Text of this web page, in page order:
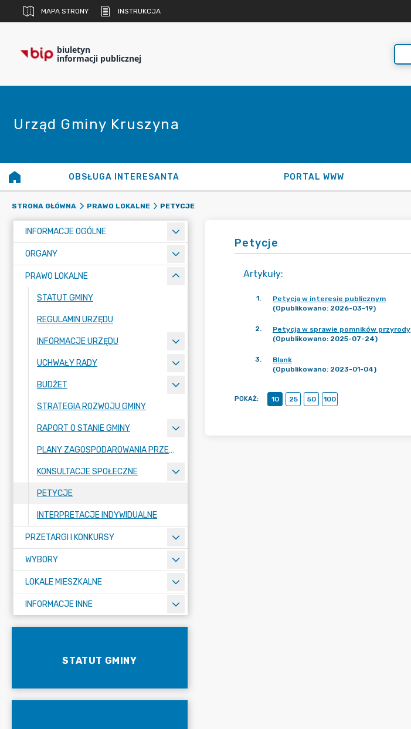
MAPA STRONY INSTRUKCJA
biuletyn
informacji publicznej
Urząd Gminy Kruszyna
OBSŁUGA INTERESANTA PORTAL WWW
STRONA GŁÓWNA PRAWO LOKALNE PETYCJE
INFORMACJE OGÓLNE
ORGANY
PRAWO LOKALNE
STATUT GMINY
REGULAMIN URZĘDU
INFORMACJE URZĘDU
UCHWAŁY RADY
BUDŻET
STRATEGIA ROZWOJU GMINY
RAPORT O STANIE GMINY
PLANY ZAGOSPODAROWANIA PRZESTRZENNEGO
KONSULTACJE SPOŁECZNE
PETYCJE
INTERPRETACJE INDYWIDUALNE
PRZETARGI I KONKURSY
WYBORY
LOKALE MIESZKALNE
INFORMACJE INNE
STATUT GMINY
Petycje
Artykuły:
1.
Petycja w interesie publicznym
(Opublikowano: 2026-03-19)
2.
Petycja w sprawie pomników przyrody
(Opublikowano: 2025-07-24)
3.
Blank
(Opublikowano: 2023-01-04)
POKAŻ: 10 25 50 100